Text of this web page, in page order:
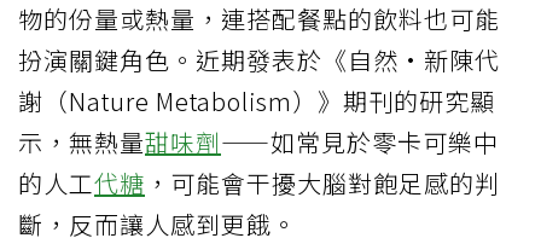
物的份量或熱量，連搭配餐點的飲料也可能
扮演關鍵角色。近期發表於《自然·新陳代
謝（Nature Metabolism）》期刊的研究顯
示，無熱量甜味劑——如常見於零卡可樂中
的人工代糖 ，可能會干擾大腦對飽足感的判
斷，反而讓人感到更餓。